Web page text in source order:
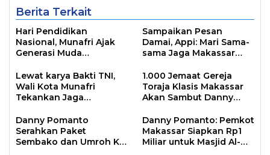
Berita Terkait
Hari Pendidikan
Nasional, Munafri Ajak
Generasi Muda
Lewat Literasi
Sampaikan Pesan
Damai, Appi: Mari Sama-
sama Jaga Makassar
Agama
Lewat karya Bakti TNI,
Wali Kota Munafri
Tekankan Jaga
1.000 Jemaat Gereja
Toraja Klasis Makassar
Akan Sambut Danny
Natal Besok
Danny Pomanto
Serahkan Paket
Sembako dan Umroh Ke
Danny Pomanto: Pemkot
Makassar Siapkan Rp1
Miliar untuk Masjid Al-